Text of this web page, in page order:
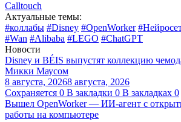
Calltouch
Актуальные темы:
#коллабы #Disney #OpenWorker
#Wan #Alibaba #LEGO #ChatGPT
Новости
Disney и BÉIS выпустят коллекцию
Микки Маусом
8 августа, 20268 августа, 2026
Сохраняется 0 В закладки 0 В закладках 0
Вышел OpenWorker — ИИ-агент с
работы на компьютере